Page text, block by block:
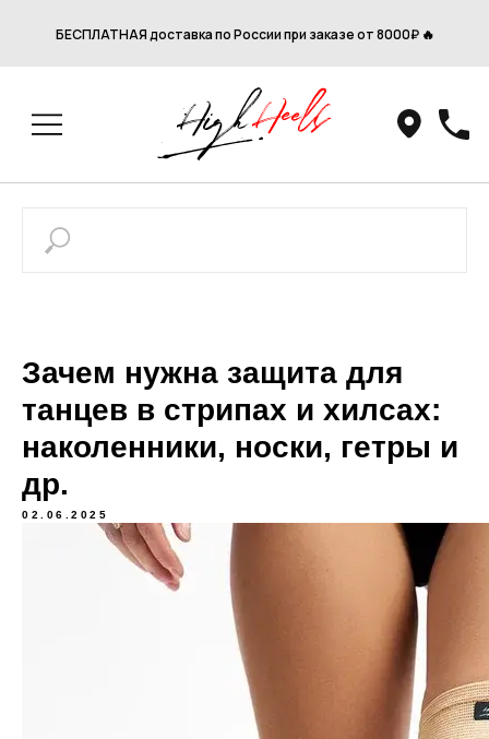
БЕСПЛАТНАЯ доставка по России при заказе от 8000₽ 🔥
Зачем нужна защита для
танцев в стрипах и хилсах:
наколенники, носки, гетры и
др.
02.06.2025